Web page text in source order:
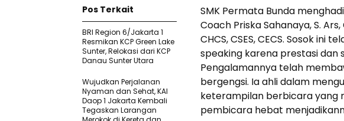
SMK Permata Bunda
Coach Priska Sahanaya, S. Ars,
CHCS, CSES, CECS. Sosok ini
speaking karena prestasi dan
Pengalamannya telah
bergengsi. Ia ahli dalam
keterampilan berbicara yang
pembicara hebat
Pos Terkait
BRI Region 6/Jakarta 1
Resmikan KCP Green Lake
Sunter, Relokasi dari KCP
Danau Sunter Utara
Wujudkan Perjalanan
Nyaman dan Sehat, KAI
Daop 1 Jakarta Kembali
Tegaskan Larangan